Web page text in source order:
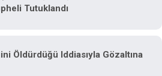
Tutuklandı
Öldürdüğü Iddiasıyla Gözaltına